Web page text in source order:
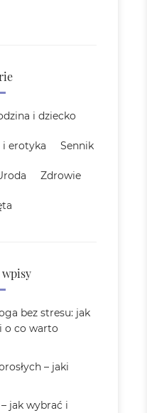
i dziecko
i erotyka Sennik
Zdrowie
wpisy
bez stresu: jak
o co warto
– jaki
jak wybrać i